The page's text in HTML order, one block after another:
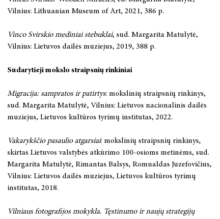
Vilnius: Lithuanian Museum of Art, 2021, 386 p.
Vinco Svirskio mediniai stebuklai, sud. Margarita Matulytė,
Vilnius: Lietuvos dailės muziejus, 2019, 388 p.
Sudarytieji mokslo straipsnių rinkiniai
Migracija: sampratos ir patirtys: mokslinių straipsnių rinkinys,
sud. Margarita Matulytė, Vilnius: Lietuvos nacionalinis dailės
muziejus, Lietuvos kultūros tyrimų institutas, 2022.
Vakarykščio pasaulio atgarsiai: mokslinių straipsnių rinkinys,
skirtas Lietuvos valstybės atkūrimo 100-osioms metinėms, sud.
Margarita Matulytė, Rimantas Balsys, Romualdas Juzefovičius,
Vilnius: Lietuvos dailės muziejus, Lietuvos kultūros tyrimų
institutas, 2018.
Vilniaus fotografijos mokykla. Tęstinumo ir naujų strategijų